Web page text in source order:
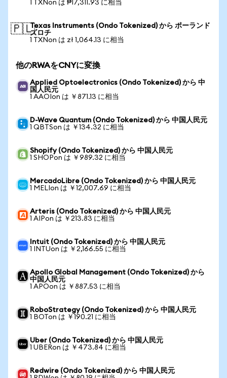
1 TXNon は ₱17,311.93 に相当
🇵🇱Texas Instruments (Ondo Tokenized) から ポーランド
ズロチ
1 TXNon は zł 1,064.13 に相当
他のRWAをCNYに変換
Applied Optoelectronics (Ondo Tokenized) から 中
国人民元
1 AAOIon は ￥871.13 に相当
D-Wave Quantum (Ondo Tokenized) から 中国人民元
1 QBTSon は ￥134.32 に相当
Shopify (Ondo Tokenized) から 中国人民元
1 SHOPon は ￥989.32 に相当
MercadoLibre (Ondo Tokenized) から 中国人民元
1 MELIon は ￥12,007.69 に相当
Arteris (Ondo Tokenized) から 中国人民元
1 AIPon は ￥213.83 に相当
Intuit (Ondo Tokenized) から 中国人民元
1 INTUon は ￥2,166.55 に相当
Apollo Global Management (Ondo Tokenized) から
中国人民元
1 APOon は ￥887.53 に相当
RoboStrategy (Ondo Tokenized) から 中国人民元
1 BOTon は ￥190.21 に相当
Uber (Ondo Tokenized) から 中国人民元
1 UBERon は ￥473.84 に相当
Redwire (Ondo Tokenized) から 中国人民元